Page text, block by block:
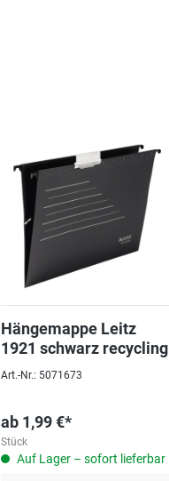
Hängemappe Leitz
1921 schwarz recycling
Art.-Nr.: 5071673
ab 1,99 €*
Stück
Auf Lager – sofort lieferbar